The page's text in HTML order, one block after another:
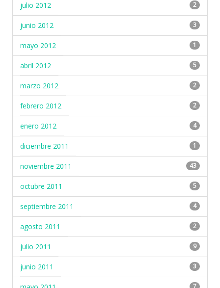
julio 2012 2
junio 2012 3
mayo 2012 1
abril 2012 5
marzo 2012 2
febrero 2012 2
enero 2012 4
diciembre 2011 1
noviembre 2011 43
octubre 2011 5
septiembre 2011 4
agosto 2011 2
julio 2011 9
junio 2011 3
7